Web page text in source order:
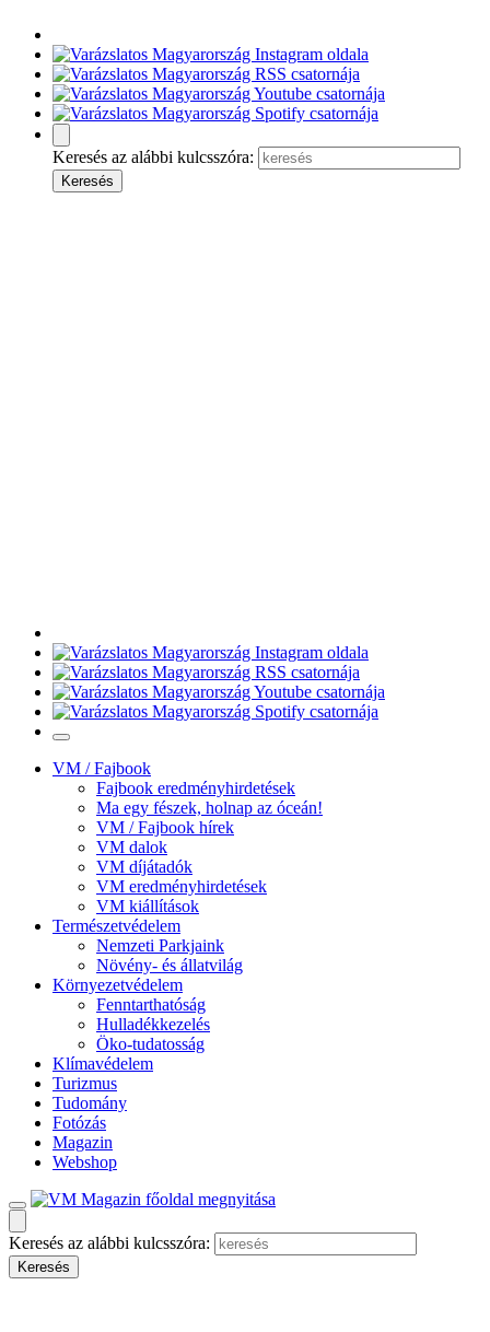
Keresés az alábbi kulcsszóra:
VM / Fajbook
Fajbook eredményhirdetések
Ma egy fészek, holnap az óceán!
VM / Fajbook hírek
VM dalok
VM díjátadók
VM eredményhirdetések
VM kiállítások
Természetvédelem
Nemzeti Parkjaink
Növény- és állatvilág
Környezetvédelem
Fenntarthatóság
Hulladékkezelés
Öko-tudatosság
Klímavédelem
Turizmus
Tudomány
Fotózás
Magazin
Webshop
Keresés az alábbi kulcsszóra: